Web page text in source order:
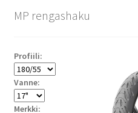
MP rengashaku
Profiili:
Vanne:
Merkki: